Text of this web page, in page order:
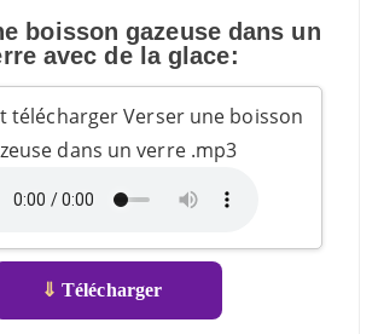
boisson gazeuse dans un
avec de la glace:
télécharger Verser une boisson
dans un verre .mp3
⇓ Télécharger